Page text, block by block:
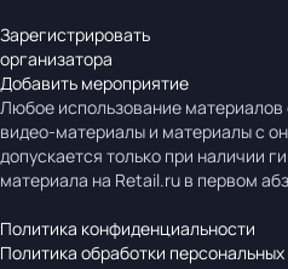
Зарегистрировать
организатора
Добавить мероприятие
Любое использование
видео-материалы и материалы с
допускается только при наличии
материала на Retail.ru в первом
Политика конфиденциальности
Политика обработки